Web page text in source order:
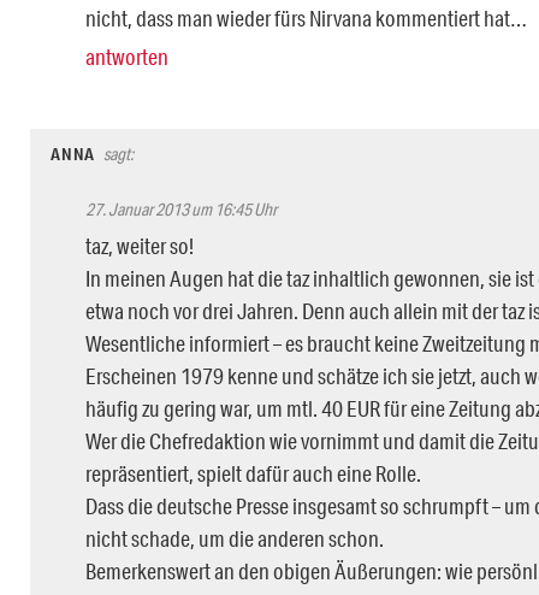
nicht, dass man wieder fürs Nirvana kommentiert hat…
antworten
ANNA sagt:
27. Januar 2013 um 16:45 Uhr
taz, weiter so!
In meinen Augen hat die taz inhaltlich gewonnen, sie ist
etwa noch vor drei Jahren. Denn auch allein mit der taz
Wesentliche informiert – es braucht keine Zweitzeitung
Erscheinen 1979 kenne und schätze ich sie jetzt, auch
häufig zu gering war, um mtl. 40 EUR für eine Zeitung
Wer die Chefredaktion wie vornimmt und damit die
repräsentiert, spielt dafür auch eine Rolle.
Dass die deutsche Presse insgesamt so schrumpft –
nicht schade, um die anderen schon.
Bemerkenswert an den obigen Äußerungen: wie